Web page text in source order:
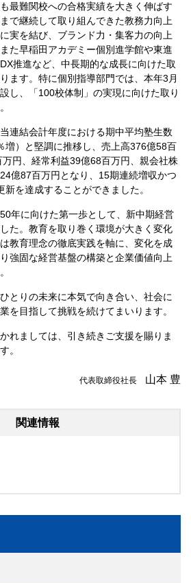
最難関校への合格実績を大きく伸ばす
で継続して取り組んできた教務力向上
実を結び、ブランド力・集客力の向上
た早稲田アカデミー個別進学館や東進
推進など、中長期的な成長に向けた取
ます。特に個別指導部門では、本年3月
し、「100校体制」の実現に向けた取り
連結会計年度における期中平均塾生数
増）と堅調に推移し、売上高376億58百
円、経常利益39億68百万円、親会社株
億87百万円となり、15期連続増収かつ
を達成することができました。
年に向けた第一歩として、新中期経営
た。教育を取り巻く環境が大きく変化
教育理念の徹底実践を軸に、変化を成
強固な経営基盤の構築と企業価値向上
とりの未来に本気で向き合い、社会に
を目指して挑戦を続けてまいります。
れましては、引き続きご支援を賜りま
。
代表取締役社長 山本 豊
関連情報